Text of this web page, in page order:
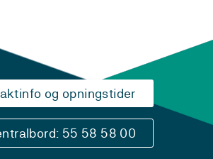
og opningstider
55 58 58 00